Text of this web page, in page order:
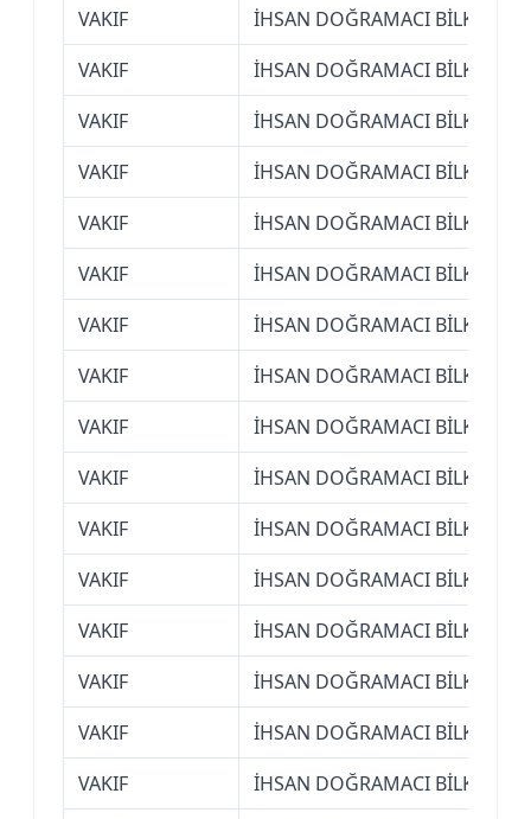
VAKIF
İHSAN DOĞRAMACI BİLKENT
VAKIF
İHSAN DOĞRAMACI BİLKENT
VAKIF
İHSAN DOĞRAMACI BİLKENT
VAKIF
İHSAN DOĞRAMACI BİLKENT
VAKIF
İHSAN DOĞRAMACI BİLKENT
VAKIF
İHSAN DOĞRAMACI BİLKENT
VAKIF
İHSAN DOĞRAMACI BİLKENT
VAKIF
İHSAN DOĞRAMACI BİLKENT
VAKIF
İHSAN DOĞRAMACI BİLKENT
VAKIF
İHSAN DOĞRAMACI BİLKENT
VAKIF
İHSAN DOĞRAMACI BİLKENT
VAKIF
İHSAN DOĞRAMACI BİLKENT
VAKIF
İHSAN DOĞRAMACI BİLKENT
VAKIF
İHSAN DOĞRAMACI BİLKENT
VAKIF
İHSAN DOĞRAMACI BİLKENT
VAKIF
İHSAN DOĞRAMACI BİLKENT